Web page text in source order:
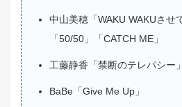
中山美穂「WAKU WAKUさせ
「50/50」「CATCH ME」
工藤静香「禁断のテレパシー」
BaBe「Give Me Up」